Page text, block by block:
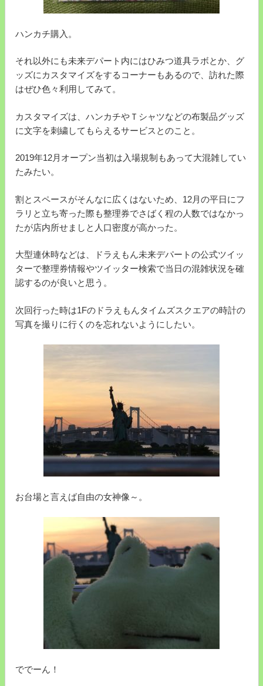
ハンカチ購入。
それ以外にも未来デパート内にはひみつ道具ラボとか、グ
ッズにカスタマイズをするコーナーもあるので、訪れた際
はぜひ色々利用してみて。
カスタマイズは、ハンカチやＴシャツなどの布製品グッズ
に文字を刺繍してもらえるサービスとのこと。
2019年12月オープン当初は入場規制もあって大混雑してい
たみたい。
割とスペースがそんなに広くはないため、12月の平日にフ
ラリと立ち寄った際も整理券でさばく程の人数ではなかっ
たが店内所せましと人口密度が高かった。
大型連休時などは、ドラえもん未来デパートの公式ツイッ
ターで整理券情報やツイッター検索で当日の混雑状況を確
認するのが良いと思う。
次回行った時は1Fのドラえもんタイムズスクエアの時計の
写真を撮りに行くのを忘れないようにしたい。
お台場と言えば自由の女神像～。
ででーん！